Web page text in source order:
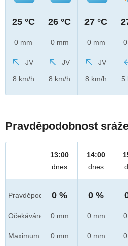
25 °C
0 mm
JV
8 km/h
26 °C
0 mm
JV
8 km/h
27 °C
0 mm
JV
8 km/h
5
Pravděpodobnost
Pravděpod.
Očekáváno
Maximum
13:00
dnes
0 %
0 mm
0 mm
14:00
dnes
0 %
0 mm
0 mm